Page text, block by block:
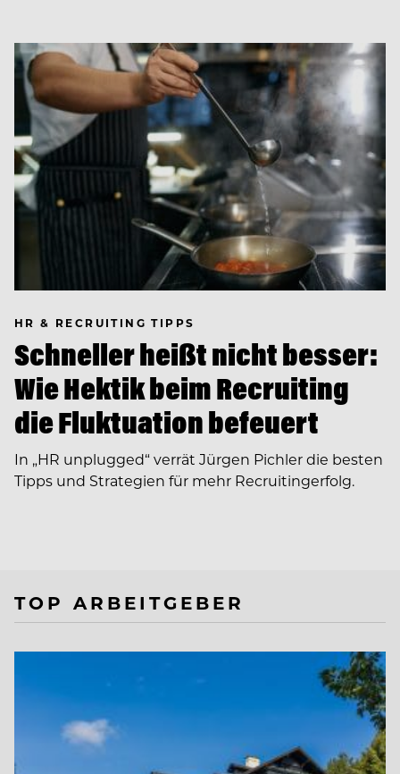
HR & RECRUITING TIPPS
Schneller heißt nicht besser:
Wie Hektik beim Recruiting
die Fluktuation befeuert
In ­„HR unplugged“ verrät Jürgen Pichler die besten
Tipps und Strategien für mehr Recruitingerfolg.
TOP ARBEITGEBER